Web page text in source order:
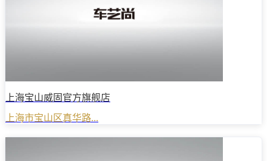
上海宝山威固官方旗舰店
上海市宝山区真华路...